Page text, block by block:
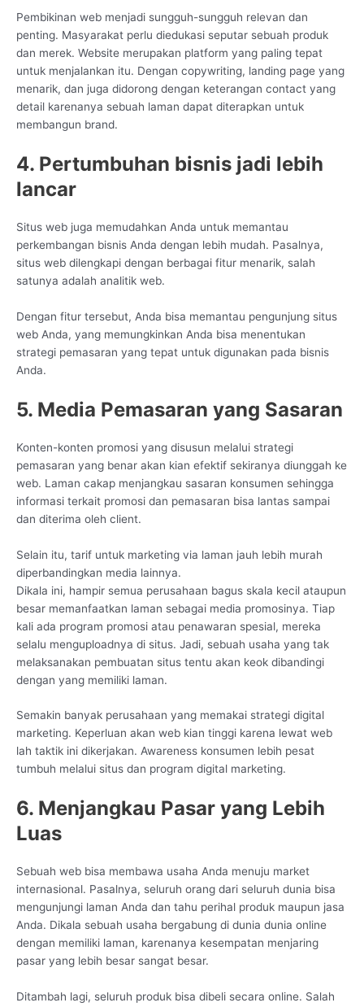
Pembikinan web menjadi sungguh-sungguh relevan dan
penting. Masyarakat perlu diedukasi seputar sebuah produk
dan merek. Website merupakan platform yang paling tepat
untuk menjalankan itu. Dengan copywriting, landing page yang
menarik, dan juga didorong dengan keterangan contact yang
detail karenanya sebuah laman dapat diterapkan untuk
membangun brand.
4. Pertumbuhan bisnis jadi lebih
lancar
Situs web juga memudahkan Anda untuk memantau
perkembangan bisnis Anda dengan lebih mudah. Pasalnya,
situs web dilengkapi dengan berbagai fitur menarik, salah
satunya adalah analitik web.
Dengan fitur tersebut, Anda bisa memantau pengunjung situs
web Anda, yang memungkinkan Anda bisa menentukan
strategi pemasaran yang tepat untuk digunakan pada bisnis
Anda.
5. Media Pemasaran yang Sasaran
Konten-konten promosi yang disusun melalui strategi
pemasaran yang benar akan kian efektif sekiranya diunggah ke
web. Laman cakap menjangkau sasaran konsumen sehingga
informasi terkait promosi dan pemasaran bisa lantas sampai
dan diterima oleh client.
Selain itu, tarif untuk marketing via laman jauh lebih murah
diperbandingkan media lainnya.
Dikala ini, hampir semua perusahaan bagus skala kecil ataupun
besar memanfaatkan laman sebagai media promosinya. Tiap
kali ada program promosi atau penawaran spesial, mereka
selalu menguploadnya di situs. Jadi, sebuah usaha yang tak
melaksanakan pembuatan situs tentu akan keok dibandingi
dengan yang memiliki laman.
Semakin banyak perusahaan yang memakai strategi digital
marketing. Keperluan akan web kian tinggi karena lewat web
lah taktik ini dikerjakan. Awareness konsumen lebih pesat
tumbuh melalui situs dan program digital marketing.
6. Menjangkau Pasar yang Lebih
Luas
Sebuah web bisa membawa usaha Anda menuju market
internasional. Pasalnya, seluruh orang dari seluruh dunia bisa
mengunjungi laman Anda dan tahu perihal produk maupun jasa
Anda. Dikala sebuah usaha bergabung di dunia dunia online
dengan memiliki laman, karenanya kesempatan menjaring
pasar yang lebih besar sangat besar.
Ditambah lagi, seluruh produk bisa dibeli secara online. Salah